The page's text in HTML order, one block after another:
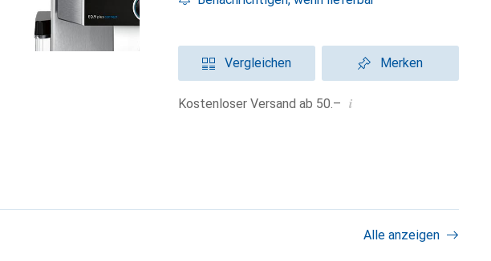
Vergleichen Merken
Kostenloser Versand ab 50.– i
Alle anzeigen